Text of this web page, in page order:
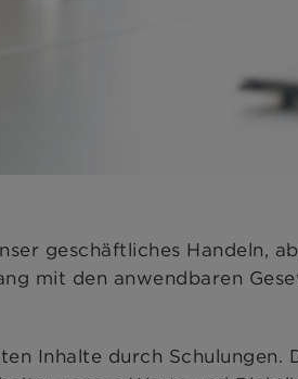
geschäftliches Handeln,
mit den anwendbaren
Inhalte durch Schulungen.